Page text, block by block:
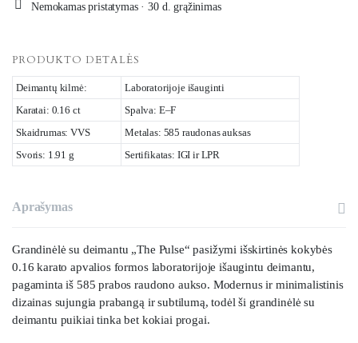
Nemokamas pristatymas · 30 d. grąžinimas
PRODUKTO DETALĖS
Deimantų kilmė:
Laboratorijoje išauginti
Karatai: 0.16 ct
Spalva: E–F
Skaidrumas: VVS
Metalas: 585 raudonas auksas
Svoris: 1.91 g
Sertifikatas: IGI ir LPR
Aprašymas
Grandinėlė su deimantu „The Pulse“ pasižymi išskirtinės kokybės
0.16 karato apvalios formos laboratorijoje išaugintu deimantu,
pagaminta iš 585 prabos raudono aukso. Modernus ir minimalistinis
dizainas sujungia prabangą ir subtilumą, todėl ši grandinėlė su
deimantu puikiai tinka bet kokiai progai.